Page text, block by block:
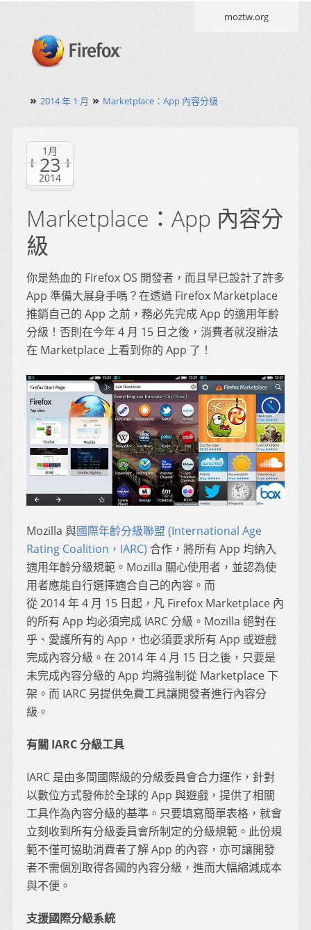
moztw.org
» 2014 年 1 月 » Marketplace：App 內容分級
1月
23
2014
Marketplace：App 內容分
級
你是熱血的 Firefox OS 開發者，而且早已設計了許多
App 準備大展身手嗎？在透過 Firefox Marketplace
推銷自己的 App 之前，務必先完成 App 的適用年齡
分級！否則在今年 4 月 15 日之後，消費者就沒辦法
在 Marketplace 上看到你的 App 了！
Mozilla 與國際年齡分級聯盟 (International Age
Rating Coalition，IARC) 合作，將所有 App 均納入
適用年齡分級規範。Mozilla 關心使用者，並認為使
用者應能自行選擇適合自己的內容。而
從 2014 年 4 月 15 日起，凡 Firefox Marketplace 內
的所有 App 均必須完成 IARC 分級。Mozilla 絕對在
乎、愛護所有的 App，也必須要求所有 App 或遊戲
完成內容分級。在 2014 年 4 月 15 日之後，只要是
未完成內容分級的 App 均將強制從 Marketplace 下
架。而 IARC 另提供免費工具讓開發者進行內容分
級。
有關 IARC 分級工具
IARC 是由多間國際級的分級委員會合力運作，針對
以數位方式發佈於全球的 App 與遊戲，提供了相關
工具作為內容分級的基準。只要填寫簡單表格，就會
立刻收到所有分級委員會所制定的分級規範。此份規
範不僅可協助消費者了解 App 的內容，亦可讓開發
者不需個別取得各國的內容分級，進而大幅縮減成本
與不便。
支援國際分級系統